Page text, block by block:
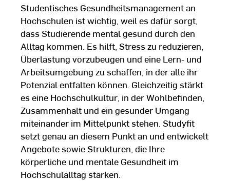
Studentisches Gesundheitsmanagement an
Hochschulen ist wichtig, weil es dafür sorgt,
dass Studierende mental gesund durch den
Alltag kommen. Es hilft, Stress zu reduzieren,
Überlastung vorzubeugen und eine Lern- und
Arbeitsumgebung zu schaffen, in der alle ihr
Potenzial entfalten können. Gleichzeitig stärkt
es eine Hochschulkultur, in der Wohlbefinden,
Zusammenhalt und ein gesunder Umgang
miteinander im Mittelpunkt stehen. Studyfit
setzt genau an diesem Punkt an und entwickelt
Angebote sowie Strukturen, die Ihre
körperliche und mentale Gesundheit im
Hochschulalltag stärken.